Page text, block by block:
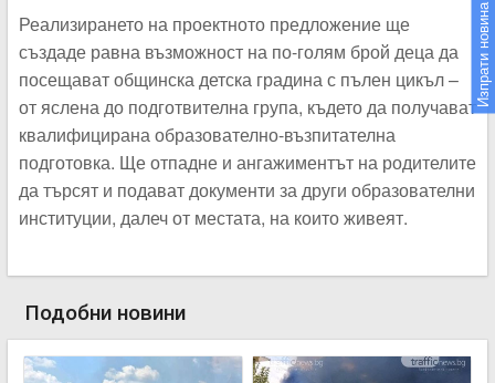
Реализирането на проектното предложение ще
създаде равна възможност на по-голям брой деца да
посещават общинска детска градина с пълен цикъл –
от яслена до подготвителна група, където да получават
квалифицирана образователно-възпитателна
подготовка. Ще отпадне и ангажиментът на родителите
да търсят и подават документи за други образователни
институции, далеч от местата, на които живеят.
Подобни новини
Изпрати новина